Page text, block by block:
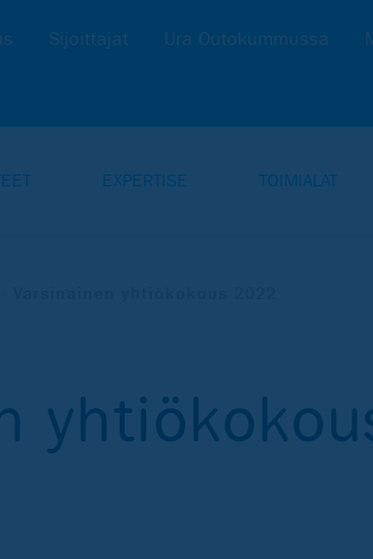
Sijoittajat Ura Outokummussa
EXPERTISE TOIMIALAT